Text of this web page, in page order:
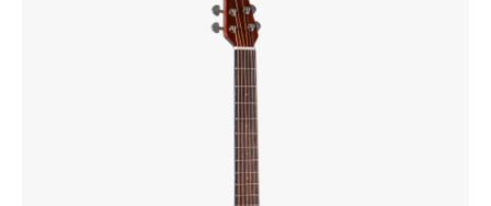
Санкт-Петербург
+7 (999) 213-51-93